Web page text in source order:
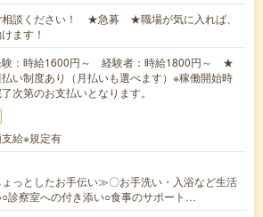
相談ください！ ★急募 ★職場が気に入れば、
ます！
験：時給1600円～ 経験者：時給1800円～ ★
い制度あり（月払いも選べます）※稼働開始時
次第のお支払いとなります。
給※規定有
っとしたお手伝い≫〇お手洗い・入浴など生活
診察室への付き添い○食事のサポート…